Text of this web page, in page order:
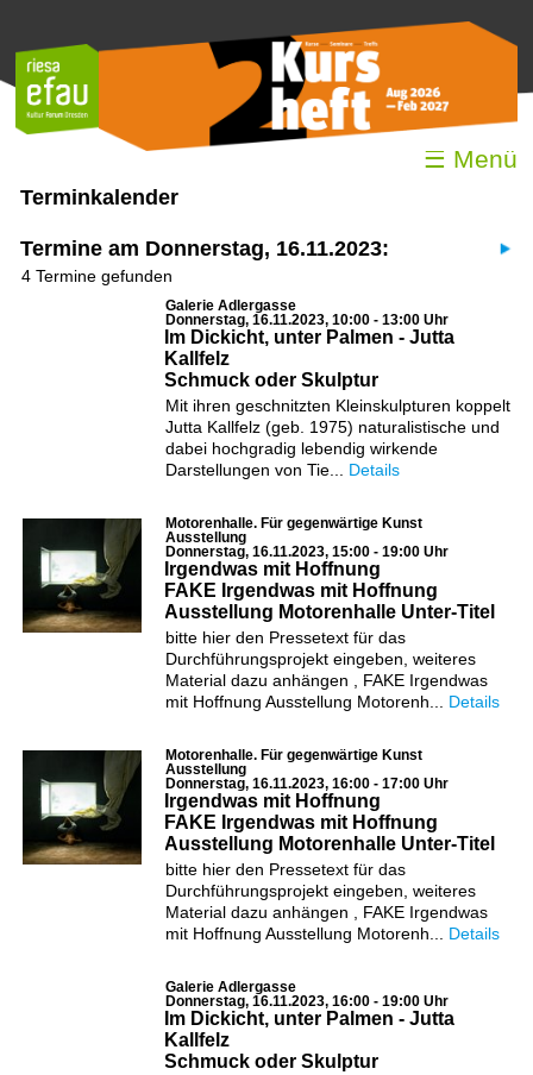
☰ Menü
Terminkalender
Termine am Donnerstag, 16.11.2023:
4 Termine gefunden
Galerie Adlergasse
Donnerstag, 16.11.2023, 10:00 - 13:00 Uhr
Im Dickicht, unter Palmen - Jutta
Kallfelz
Schmuck oder Skulptur
Mit ihren geschnitzten Kleinskulpturen koppelt
Jutta Kallfelz (geb. 1975) naturalistische und
dabei hochgradig lebendig wirkende
Darstellungen von Tie... Details
Motorenhalle. Für gegenwärtige Kunst
Ausstellung
Donnerstag, 16.11.2023, 15:00 - 19:00 Uhr
Irgendwas mit Hoffnung
FAKE Irgendwas mit Hoffnung
Ausstellung Motorenhalle Unter-Titel
bitte hier den Pressetext für das
Durchführungsprojekt eingeben, weiteres
Material dazu anhängen , FAKE Irgendwas
mit Hoffnung Ausstellung Motorenh... Details
Motorenhalle. Für gegenwärtige Kunst
Ausstellung
Donnerstag, 16.11.2023, 16:00 - 17:00 Uhr
Irgendwas mit Hoffnung
FAKE Irgendwas mit Hoffnung
Ausstellung Motorenhalle Unter-Titel
bitte hier den Pressetext für das
Durchführungsprojekt eingeben, weiteres
Material dazu anhängen , FAKE Irgendwas
mit Hoffnung Ausstellung Motorenh... Details
Galerie Adlergasse
Donnerstag, 16.11.2023, 16:00 - 19:00 Uhr
Im Dickicht, unter Palmen - Jutta
Kallfelz
Schmuck oder Skulptur